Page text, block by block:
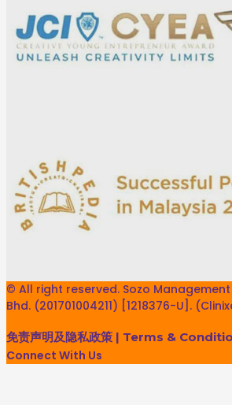
© All right reserved. Sozo Management
Bhd. (201701004211) [1218376-U].
免责声明及隐私政策 | Terms &
Connect With Us